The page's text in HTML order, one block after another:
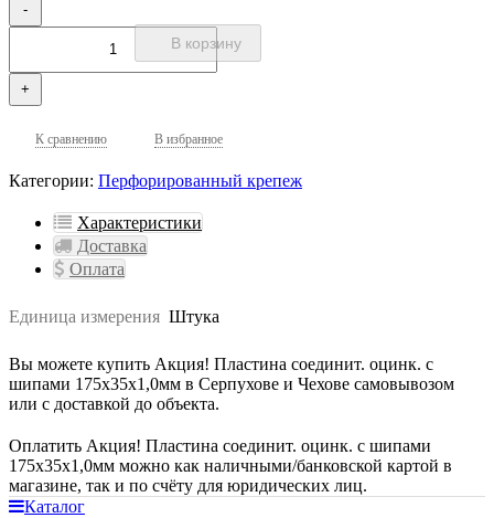
-
+
В корзину
К сравнению В избранное
Категории: Перфорированный крепеж
Характеристики
Доставка
Оплата
Единица измерения Штука
Вы можете купить Акция! Пластина соединит. оцинк. с
шипами 175х35х1,0мм в Серпухове и Чехове самовывозом
или с доставкой до объекта.
Оплатить Акция! Пластина соединит. оцинк. с шипами
175х35х1,0мм можно как наличными/банковской картой в
магазине, так и по счёту для юридических лиц.
Каталог